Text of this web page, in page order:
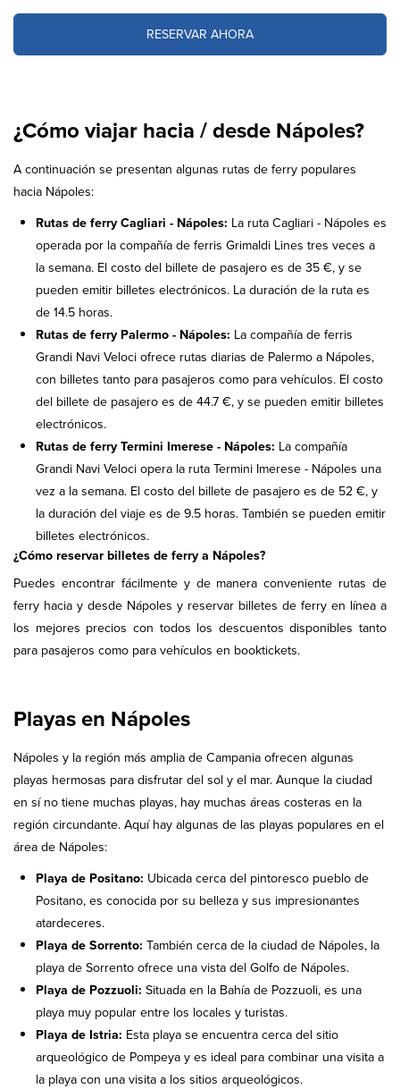
RESERVAR AHORA
¿Cómo viajar hacia / desde Nápoles?
A continuación se presentan algunas rutas de ferry populares
hacia Nápoles:
Rutas de ferry Cagliari - Nápoles: La ruta Cagliari - Nápoles es
operada por la compañía de ferris Grimaldi Lines tres veces a
la semana. El costo del billete de pasajero es de 35 €, y se
pueden emitir billetes electrónicos. La duración de la ruta es
de 14.5 horas.
Rutas de ferry Palermo - Nápoles: La compañía de ferris
Grandi Navi Veloci ofrece rutas diarias de Palermo a Nápoles,
con billetes tanto para pasajeros como para vehículos. El costo
del billete de pasajero es de 44.7 €, y se pueden emitir billetes
electrónicos.
Rutas de ferry Termini Imerese - Nápoles: La compañía
Grandi Navi Veloci opera la ruta Termini Imerese - Nápoles una
vez a la semana. El costo del billete de pasajero es de 52 €, y
la duración del viaje es de 9.5 horas. También se pueden emitir
billetes electrónicos.
¿Cómo reservar billetes de ferry a Nápoles?
Puedes encontrar fácilmente y de manera conveniente rutas de
ferry hacia y desde Nápoles y reservar billetes de ferry en línea a
los mejores precios con todos los descuentos disponibles tanto
para pasajeros como para vehículos en booktickets.
Playas en Nápoles
Nápoles y la región más amplia de Campania ofrecen algunas
playas hermosas para disfrutar del sol y el mar. Aunque la ciudad
en sí no tiene muchas playas, hay muchas áreas costeras en la
región circundante. Aquí hay algunas de las playas populares en el
área de Nápoles:
Playa de Positano: Ubicada cerca del pintoresco pueblo de
Positano, es conocida por su belleza y sus impresionantes
atardeceres.
Playa de Sorrento: También cerca de la ciudad de Nápoles, la
playa de Sorrento ofrece una vista del Golfo de Nápoles.
Playa de Pozzuoli: Situada en la Bahía de Pozzuoli, es una
playa muy popular entre los locales y turistas.
Playa de Istria: Esta playa se encuentra cerca del sitio
arqueológico de Pompeya y es ideal para combinar una visita a
la playa con una visita a los sitios arqueológicos.